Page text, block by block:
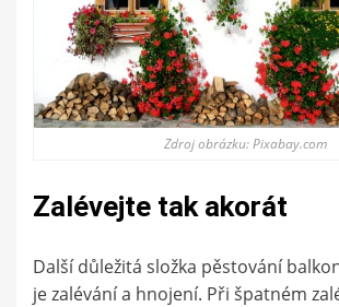
Zdroj obrázku: Pixabay.com
Zalévejte tak akorát
Další důležitá složka pěstování
je zalévání a hnojení. Při špatném